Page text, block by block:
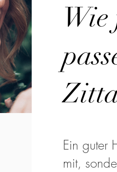
Wie
Ein guter
mit,